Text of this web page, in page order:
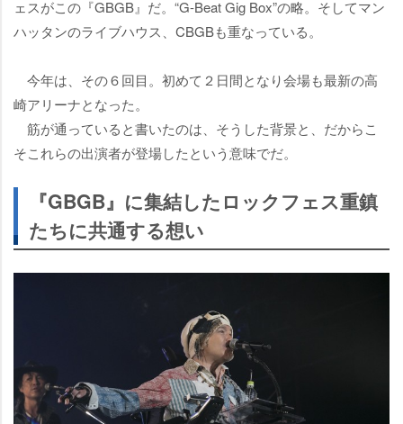
ェスがこの『GBGB』だ。“G-Beat Gig Box”の略。そしてマン
ハッタンのライブハウス、CBGBも重なっている。
今年は、その６回目。初めて２日間となり会場も最新の高
崎アリーナとなった。
筋が通っていると書いたのは、そうした背景と、だからこ
そこれらの出演者が登場したという意味でだ。
『GBGB』に集結したロックフェス重鎮
たちに共通する想い